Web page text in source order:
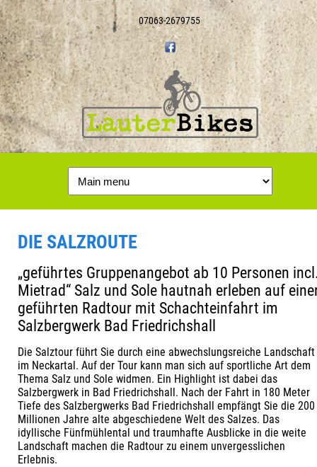
07063-2679755
DIE SALZROUTE
„geführtes Gruppenangebot ab 10 Personen
Mietrad“ Salz und Sole hautnah erleben auf
geführten Radtour mit Schachteinfahrt im
Salzbergwerk Bad Friedrichshall
Die Salztour führt Sie durch eine abwechslungsreiche Landschaft
im Neckartal. Auf der Tour kann man sich auf sportliche Art dem
Thema Salz und Sole widmen. Ein Highlight ist dabei das
Salzbergwerk in Bad Friedrichshall. Nach der Fahrt in 180 Meter
Tiefe des Salzbergwerks Bad Friedrichshall empfängt Sie die 200
Millionen Jahre alte abgeschiedene Welt des Salzes. Das
idyllische Fünfmühlental und traumhafte Ausblicke in die weite
Landschaft machen die Radtour zu einem unvergesslichen
Erlebnis.